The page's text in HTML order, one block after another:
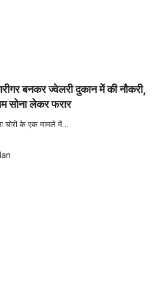
बनकर ज्वेलरी दुकान में की नौकरी,
सोना लेकर फरार
चोरी के एक मामले में…